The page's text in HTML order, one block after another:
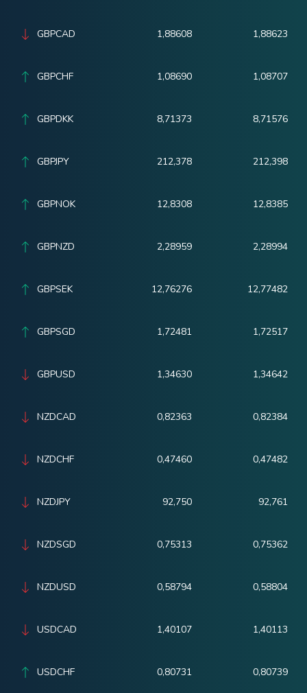
GBPCAD 1,88608 1,88623
GBPCHF 1,08690 1,08707
GBPDKK 8,71373 8,71576
GBPJPY 212,378 212,398
GBPNOK 12,8308 12,8385
GBPNZD 2,28959 2,28994
GBPSEK 12,76276 12,77482
GBPSGD 1,72481 1,72517
GBPUSD 1,34630 1,34642
NZDCAD 0,82363 0,82384
NZDCHF 0,47460 0,47482
NZDJPY 92,750 92,761
NZDSGD 0,75313 0,75362
NZDUSD 0,58794 0,58804
USDCAD 1,40107 1,40113
USDCHF 0,80731 0,80739